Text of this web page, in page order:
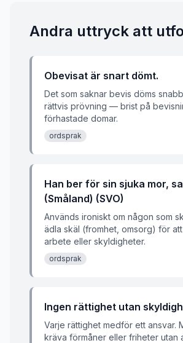
Andra uttryck att
Obevisat är snart dömt.
Det som saknar bevis döms
rättvis prövning — brist på
förhastade domar.
ordsprak
Han ber för sin sjuka mor,
(Småland) (SVO)
Används ironiskt om någon som
ädla skäl (fromhet, omsorg) för
arbete eller skyldigheter.
ordsprak
Ingen rättighet utan
Varje rättighet medför ett ansvar.
kräva förmåner eller friheter utan